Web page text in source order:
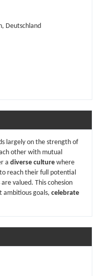
Deutschland
largely on the strength of
other with mutual
a diverse culture where
reach their full potential
valued. This cohesion
ambitious goals, celebrate